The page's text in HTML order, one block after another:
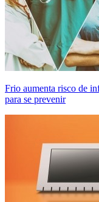
Frio aumenta risco de
para se prevenir